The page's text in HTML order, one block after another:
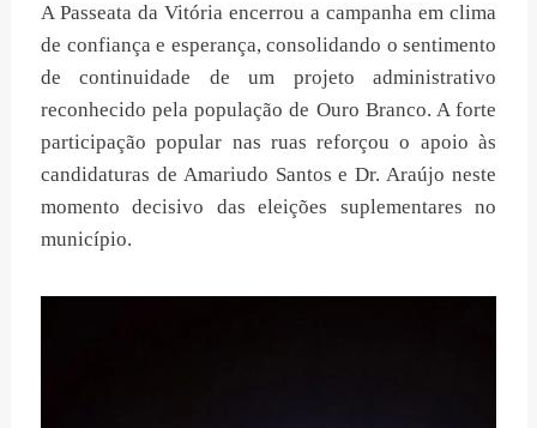
A Passeata da Vitória encerrou a campanha em clima
de confiança e esperança, consolidando o sentimento
de continuidade de um projeto administrativo
reconhecido pela população de Ouro Branco. A forte
participação popular nas ruas reforçou o apoio às
candidaturas de Amariudo Santos e Dr. Araújo neste
momento decisivo das eleições suplementares no
município.